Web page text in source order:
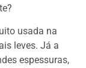
usada na
leves. Já a
espessuras,